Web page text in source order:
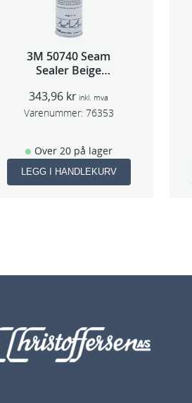
3M 50740 Seam
Sealer Beige
343,96 kr inkl. mva
Varenummer: 76353
Over 20 på lager
LEGG I HANDLEKURV